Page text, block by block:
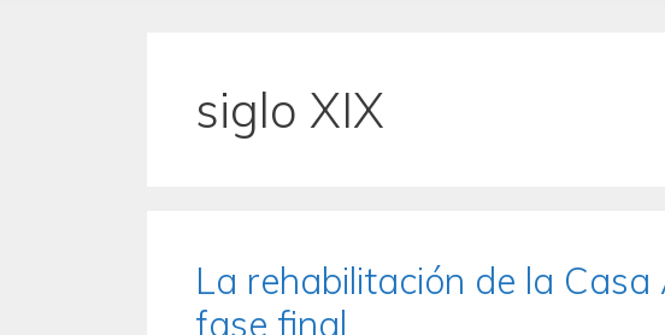
siglo XIX
La rehabilitación de la
fase final